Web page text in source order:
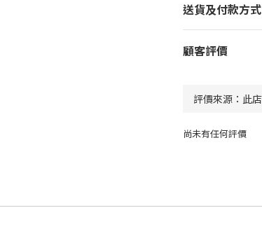
送貨及付款方式
顧客評價
尚未有任何評價